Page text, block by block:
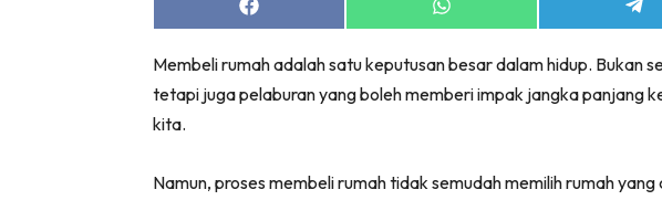
Share
on
Share
on
on
Membeli rumah adalah satu keputusan besar dalam hidup. Bukan
tetapi juga pelaburan yang boleh memberi impak jangka panjang
kita.
Namun, proses membeli rumah tidak semudah memilih rumah